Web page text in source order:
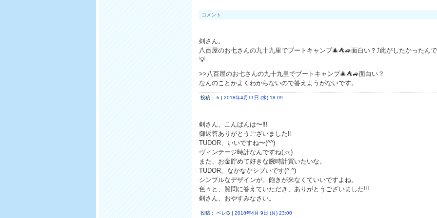
コメント
剣さん。
八百屋のお七さんの九十九里でブートキャンプ🎄⛺️🚙面白い？⤴️此がしたかったん
💡
>>八百屋のお七さんの九十九里でブートキャンプ🎄⛺️🚙面白い？
なんのことかよくわからないので答えようがないです。
投稿： h | 2018年4月11日 (水) 18:09
剣さん、こんばんは〜‼︎!
御返答ありがとうございました‼︎
TUDOR、いいですね〜(^^)
ヴィンテージ時計なんですね(;o;)
また、お金貯めて好きな腕時計買いたいな。
TUDOR、なかなかシブいです(^-^)
シンプルなデザインが、飽きが来なくていいですよね。
色々と、質問に答えていただき、ありがとうございました‼︎!
剣さん、おやすみなさい。
投稿： ベレG | 2018年4月 9日 (月) 23:00